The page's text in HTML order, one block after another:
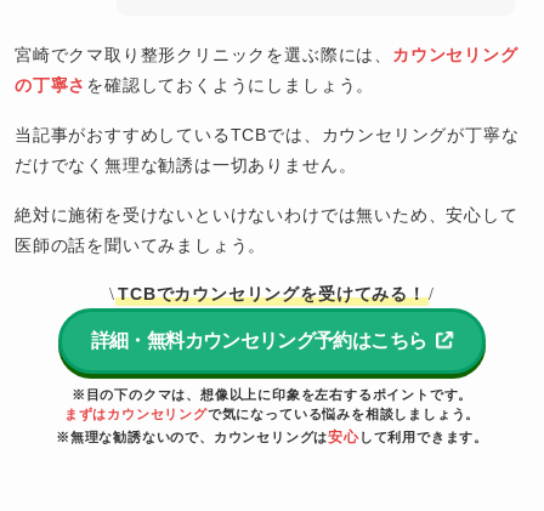
宮崎でクマ取り整形クリニックを選ぶ際には、 カウンセリング
の丁寧さ を確認しておくようにしましょう。
当記事がおすすめしているTCBでは、カウンセリングが丁寧な
だけでなく無理な勧誘は一切ありません。
絶対に施術を受けないといけないわけでは無いため、安心して
医師の話を聞いてみましょう。
\TCBでカウンセリングを受けてみる！/
詳細・無料カウンセリング予約はこちら
※目の下のクマは、想像以上に印象を左右するポイントです。
まずはカウンセリングで気になっている悩みを相談しましょう。
※無理な勧誘ないので、カウンセリングは安心して利用できます。